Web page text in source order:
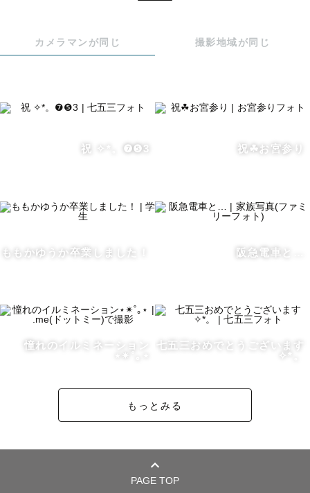
みなさまのご依頼を心からお待ちしております。
------------------
主に大阪府、京都府、兵庫県の関西地方を
(日時・交通費はご相談ください！)
○撮影可能日時○
「公式LINEで問い合わせる」からご相談ください！
最後までご覧いただきありがとうございます✨
カメラマンが同じ 撮影地域が同じ
祝 ✧︎*。❼❺3 祝☘︎お宮参り
ももかゆうか卒業しました！ 阪急電車と…
憧れのイルミネーション
⋆✴︎˚｡⋆
七五三おめでとうございます
✧︎*。
もっとみる
PAGE TOP